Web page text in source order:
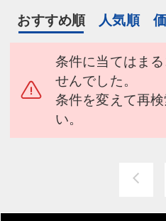
おすすめ順
人気順
条件に当てはま
せんでした。
条件を変えて再
い。